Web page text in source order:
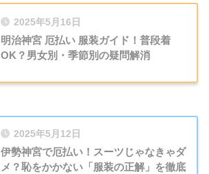
2025年5月16日
明治神宮 厄払い 服装ガイド！普段着
OK？男女別・季節別の疑問解消
2025年5月12日
伊勢神宮で厄払い！スーツじゃなきゃダ
メ？恥をかかない「服装の正解」を徹底